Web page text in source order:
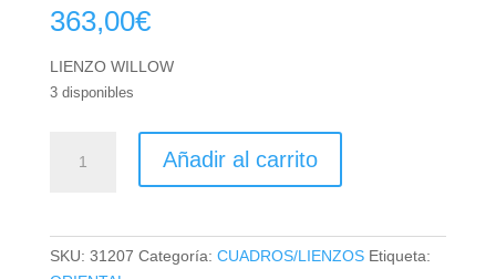
363,00€
LIENZO WILLOW
3 disponibles
WILLOW
Añadir al carrito
SKU: 31207 Categoría: CUADROS/LIENZOS Etiqueta: